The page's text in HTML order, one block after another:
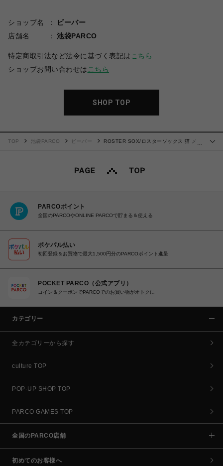
ショップ名
ビーバー
店舗名
池袋PARCO
特定商取引法など法令に基づく表記は こちら
ショップお問い合わせは こちら
SHOP TOP
TOP 池袋PARCO ビーバー
ROSTER SOX/ロスターソックス 猫 メン
PARCOポイント
全国のPARCOやONLINE PARCOで貯まる＆使える
ポケパル払い
初回登録＆お買物で最大1,500円分のPARCOポイント進呈
POCKET PARCO（公式アプリ）
コイン＆クーポンでPARCOでのお買い物がオトクに
カテゴリー
全カテゴリーから探す
culture TOP
POP-UP SHOP TOP
PARCO GAMES TOP
全国のPARCO店舗
初めてのお客様へ